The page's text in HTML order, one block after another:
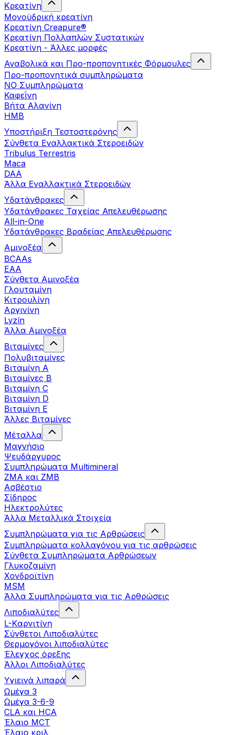
Κρεατίνη
Μονοϋδρική κρεατίνη
Κρεατίνη Creapure®
Κρεατίνη Πολλαπλών Συστατικών
Κρεατίνη - Άλλες μορφές
Αναβολικά και Προ-προπονητικές Φόρμουλες
Προ-προπονητικά συμπληρώματα
ΝΟ Συμπληρώματα
Καφεΐνη
Βήτα Αλανίνη
HMB
Υποστήριξη Τεστοστερόνης
Σύνθετα Εναλλακτικά Στεροειδών
Tribulus Terrestris
Maca
DAA
Άλλα Εναλλακτικά Στεροειδών
Υδατάνθρακες
Υδατάνθρακες Ταχείας Απελευθέρωσης
All-in-One
Υδατάνθρακες Βραδείας Απελευθέρωσης
Αμινοξέα
BCAAs
EAA
Σύνθετα Αμινοξέα
Γλουταμίνη
Κιτρουλίνη
Αργινίνη
Lyzín
Άλλα Αμινοξέα
Βιταμίνες
Πολυβιταμίνες
Βιταμίνη Α
Βιταμίνες Β
Βιταμίνη C
Βιταμίνη D
Βιταμίνη Ε
Άλλες Βιταμίνες
Μέταλλα
Μαγνήσιο
Ψευδάργυρος
Συμπληρώματα Multimineral
ZMA και ZMB
Ασβέστιο
Σίδηρος
Ηλεκτρολύτες
Άλλα Mεταλλικά Στοιχεία
Συμπληρώματα για τις Αρθρώσεις
Συμπληρώματα κολλαγόνου για τις αρθρώσεις
Σύνθετα Συμπληρώματα Αρθρώσεων
Γλυκοζαμίνη
Χονδροϊτίνη
MSM
Άλλα Συμπληρώματα για τις Αρθρώσεις
Λιποδιαλύτες
L-Kαρνιτίνη
Σύνθετοι Λιποδιαλύτες
Θερμογόνοι λιποδιαλύτες
Έλεγχος όρεξης
Άλλοι Λιποδιαλύτες
Υγιεινά λιπαρά
Ωμέγα 3
Ωμέγα 3-6-9
CLA και HCA
Έλαιο MCT
Έλαιο κριλ